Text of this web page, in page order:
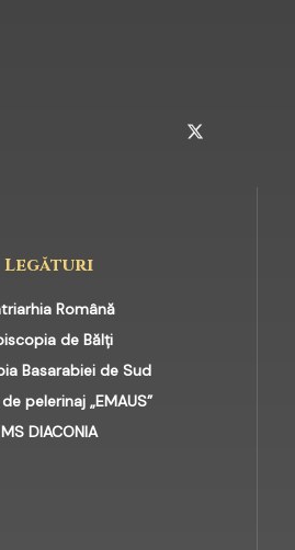
Legături
Română
de Bălți
Basarabiei de Sud
pelerinaj „EMAUS”
MS DIACONIA